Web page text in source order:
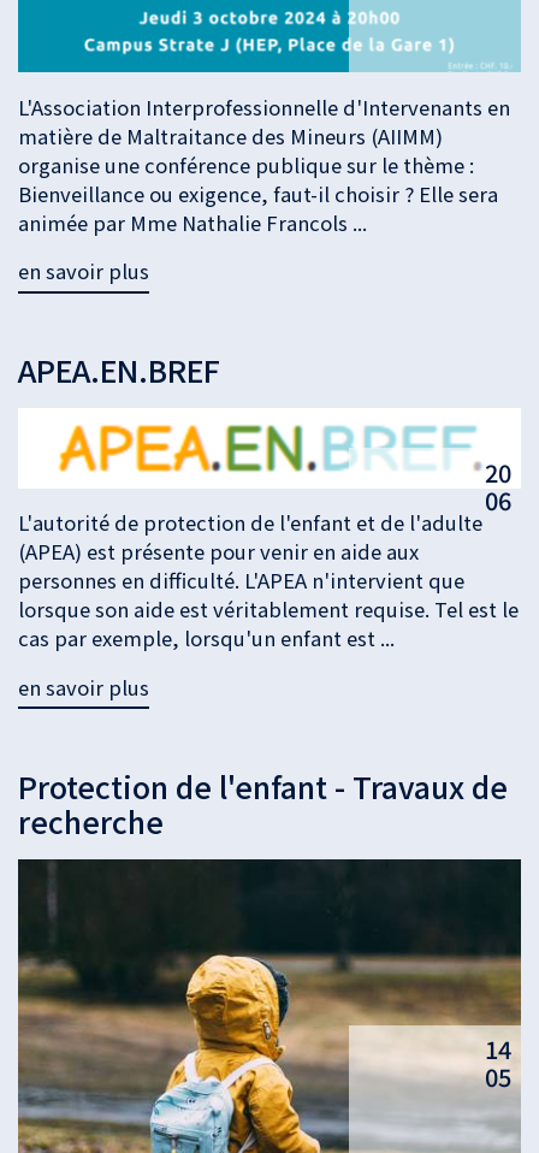
L'Association Interprofessionnelle d'Intervenants en
matière de Maltraitance des Mineurs (AIIMM)
organise une conférence publique sur le thème :
Bienveillance ou exigence, faut-il choisir ? Elle sera
animée par Mme Nathalie Francols ...
en savoir plus
APEA.EN.BREF
20
06
L'autorité de protection de l'enfant et de l'adulte
(APEA) est présente pour venir en aide aux
personnes en difficulté. L'APEA n'intervient que
lorsque son aide est véritablement requise. Tel est le
cas par exemple, lorsqu'un enfant est ...
en savoir plus
Protection de l'enfant - Travaux de
recherche
14
05